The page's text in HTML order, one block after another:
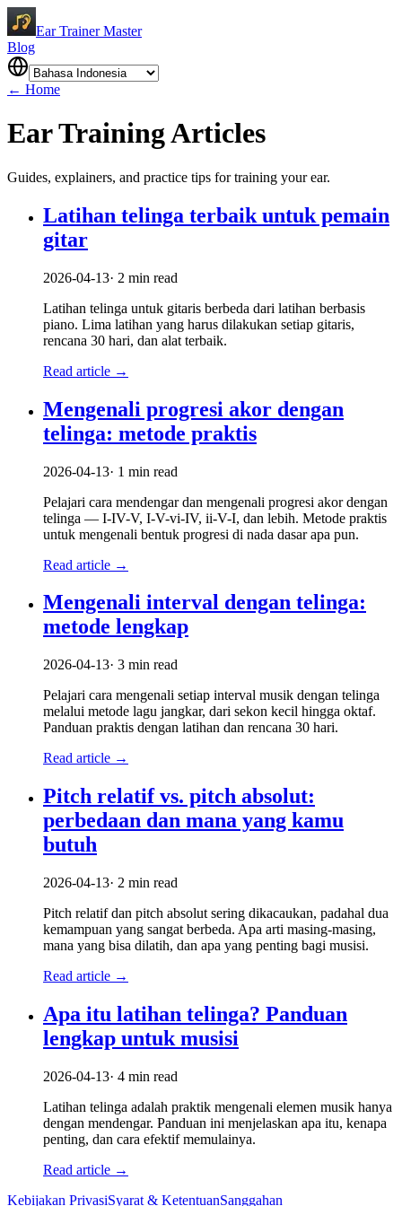
Ear Trainer Master
Blog
← Home
Ear Training Articles
Guides, explainers, and practice tips for training your ear.
Latihan telinga terbaik untuk pemain
gitar
2026-04-13· 2 min read
Latihan telinga untuk gitaris berbeda dari latihan berbasis
piano. Lima latihan yang harus dilakukan setiap gitaris,
rencana 30 hari, dan alat terbaik.
Read article →
Mengenali progresi akor dengan
telinga: metode praktis
2026-04-13· 1 min read
Pelajari cara mendengar dan mengenali progresi akor dengan
telinga — I-IV-V, I-V-vi-IV, ii-V-I, dan lebih. Metode praktis
untuk mengenali bentuk progresi di nada dasar apa pun.
Read article →
Mengenali interval dengan telinga:
metode lengkap
2026-04-13· 3 min read
Pelajari cara mengenali setiap interval musik dengan telinga
melalui metode lagu jangkar, dari sekon kecil hingga oktaf.
Panduan praktis dengan latihan dan rencana 30 hari.
Read article →
Pitch relatif vs. pitch absolut:
perbedaan dan mana yang kamu
butuh
2026-04-13· 2 min read
Pitch relatif dan pitch absolut sering dikacaukan, padahal dua
kemampuan yang sangat berbeda. Apa arti masing-masing,
mana yang bisa dilatih, dan apa yang penting bagi musisi.
Read article →
Apa itu latihan telinga? Panduan
lengkap untuk musisi
2026-04-13· 4 min read
Latihan telinga adalah praktik mengenali elemen musik hanya
dengan mendengar. Panduan ini menjelaskan apa itu, kenapa
penting, dan cara efektif memulainya.
Read article →
Kebijakan PrivasiSyarat & KetentuanSanggahan